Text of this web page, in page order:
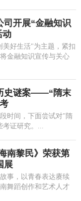
司开展“金融知识
动
好生活"为主题，紧扣
金融知识宣传与关心
史谜案——“隋末
时间，下面尝试对"隋
证研究。...
南黎民》荣获第
展
事，以青春表达赓续
舞蹈创作和艺术人才